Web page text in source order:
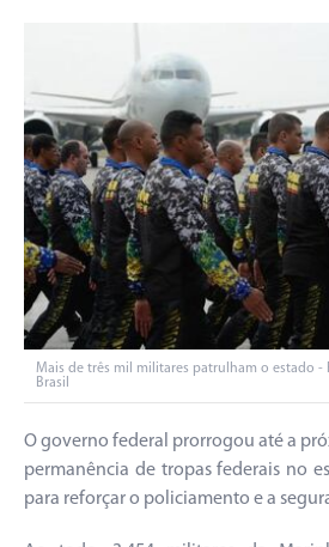
Mais de três mil militares patrulham o estado -
Brasil
O governo federal prorrogou até a
permanência de tropas federais no
para reforçar o policiamento e a